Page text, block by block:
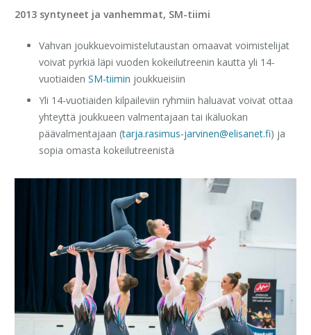
2013 syntyneet ja vanhemmat, SM-tiimi
Vahvan joukkuevoimistelutaustan omaavat voimistelijat
voivat pyrkiä läpi vuoden kokeilutreenin kautta yli 14-
vuotiaiden SM-tiimin joukkueisiin
Yli 14-vuotiaiden kilpaileviin ryhmiin haluavat voivat ottaa
yhteyttä joukkueen valmentajaan tai ikäluokan
päävalmentajaan (tarja.rasimus-jarvinen@elisanet.fi) ja
sopia omasta kokeilutreenistä